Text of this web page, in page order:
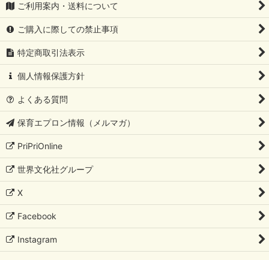
ご利用案内・送料について
ご購入に際しての禁止事項
特定商取引法表示
個人情報保護方針
よくある質問
保育エプロン情報（メルマガ）
PriPriOnline
世界文化社グループ
X
Facebook
Instagram